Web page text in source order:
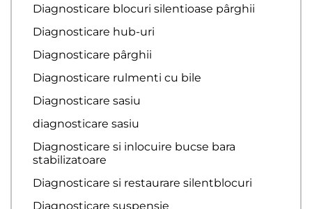
Diagnosticare blocuri silentioase pârghii
Diagnosticare hub-uri
Diagnosticare pârghii
Diagnosticare rulmenti cu bile
Diagnosticare sasiu
diagnosticare sasiu
Diagnosticare si inlocuire bucse bara
stabilizatoare
Diagnosticare si restaurare silentblocuri
Diagnosticare suspensie